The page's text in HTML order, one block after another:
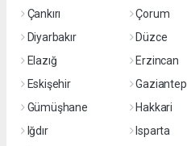
Çankırı
Çorum
Diyarbakır
Düzce
Elazığ
Erzincan
Eskişehir
Gaziantep
Gümüşhane
Hakkari
Iğdır
Isparta